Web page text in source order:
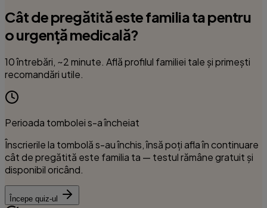
Cât de pregătită este familia ta pentru
o urgență medicală?
10 întrebări, ~2 minute. Află profilul familiei tale și primești
recomandări utile.
Perioada tombolei s-a încheiat
Înscrierile la tombolă s-au închis, însă poți afla în continuare
cât de pregătită este familia ta — testul rămânegratuit și
disponibil oricând.
Începe quiz-ul